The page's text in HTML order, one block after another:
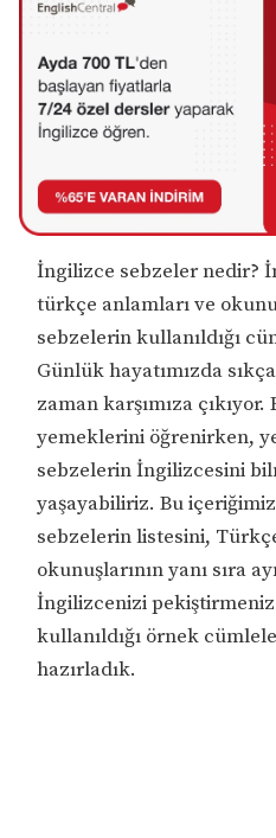
İngilizce sebzeler nedir?
türkçe anlamları ve
sebzelerin kullanıldığı
Günlük hayatımızda
zaman karşımıza
yemeklerini öğrenirken,
sebzelerin İngilizcesini
yaşayabiliriz. Bu
sebzelerin listesini,
okunuşlarının yanı sıra
İngilizcenizi
kullanıldığı örnek
hazırladık.